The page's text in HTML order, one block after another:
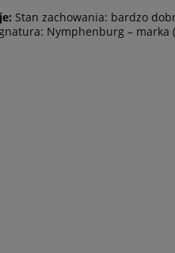
Stan zachowania: bardzo
Nymphenburg – marka